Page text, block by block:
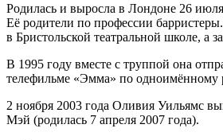
Родилась и выросла в Лондоне 26
Её родители по профессии
в Бристольской театральной школе, а
В 1995 году вместе с труппой она
телефильме «Эмма» по одноимённому
2 ноября 2003 года Оливия Уильямс
Мэй (родилась 7 апреля 2007 года).